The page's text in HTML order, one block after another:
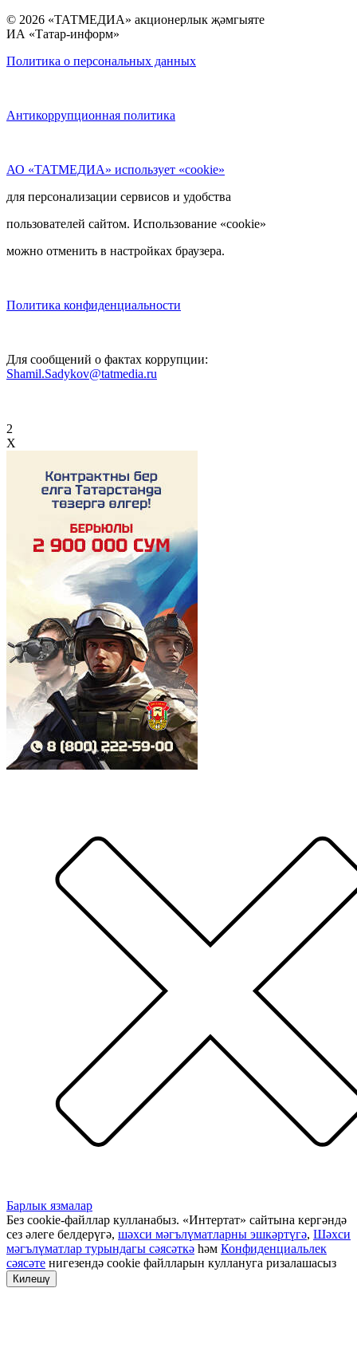
© 2026 «ТАТМЕДИА» акционерлык җәмгыяте
ИА «Татар-информ»
Политика о персональных данных
Антикоррупционная политика
АО «ТАТМЕДИА» использует «cookie»
для персонализации сервисов и удобства
пользователей сайтом. Использование «cookie»
можно отменить в настройках браузера.
Политика конфиденциальности
Для сообщений о фактах коррупции:
Shamil.Sadykov@tatmedia.ru
2
X
Барлык язмалар
Без cookie-файллар кулланабыз. «Интертат» сайтына кергәндә
сез әлеге белдерүгә, шәхси мәгълүматларны эшкәртүгә, Шәхси
мәгълүматлар турындагы сәясәткә һәм Конфиденциальлек
сәясәте нигезендә cookie файлларын куллануга ризалашасыз
Килешү